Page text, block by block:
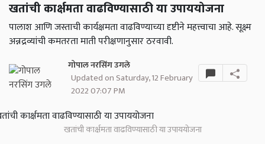
खतांची कार्क्षमता वाढविण्यासाठी या उपाययोजना
पालाश आणि जस्ताची कार्यक्षमता वाढविण्याच्या दृष्टीने महत्त्वाचा आहे. सूक्ष्म
अन्नद्रव्यांची कमतरता माती परीक्षणानुसार ठरवावी.
गोपाल नरसिंग उगले
Updated on Saturday, 12 February
2022 07:07 PM
खतांची कार्क्षमता वाढविण्यासाठी या उपाययोजना